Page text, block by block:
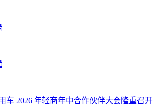
车 2026 年轻商年中合作伙伴大会隆重召开